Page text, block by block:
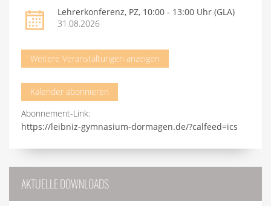
Lehrerkonferenz, PZ, 10:00 - 13:00 Uhr (GLA)
31.08.2026
Weitere Veranstaltungen anzeigen
Kalender abonnieren
Abonnement-Link:
https://leibniz-gymnasium-dormagen.de/?calfeed=ics
AKTUELLE DOWNLOADS